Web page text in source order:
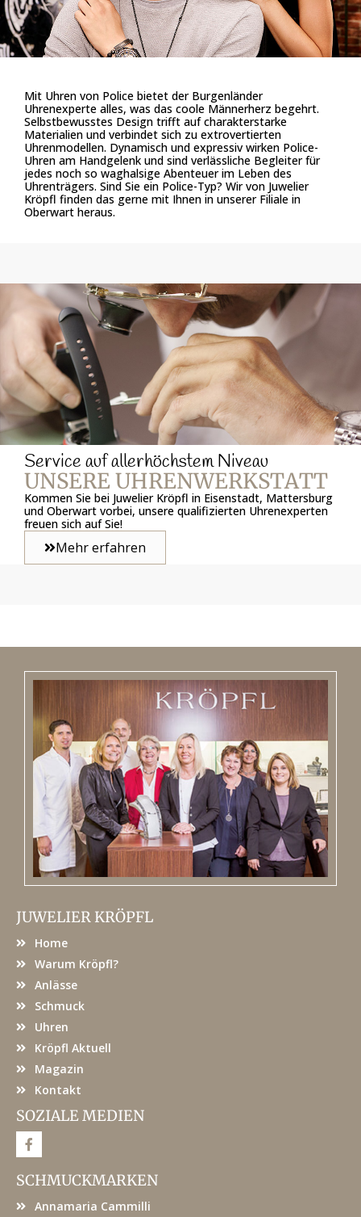
Mit Uhren von Police bietet der Burgenländer
Uhrenexperte alles, was das coole Männerherz begehrt.
Selbstbewusstes Design trifft auf charakterstarke
Materialien und verbindet sich zu extrovertierten
Uhrenmodellen. Dynamisch und expressiv wirken Police-
Uhren am Handgelenk und sind verlässliche Begleiter für
jedes noch so waghalsige Abenteuer im Leben des
Uhrenträgers. Sind Sie ein Police-Typ? Wir von Juwelier
Kröpfl finden das gerne mit Ihnen in unserer Filiale in
Oberwart heraus.
Service auf allerhöchstem Niveau
UNSERE UHRENWERKSTATT
Kommen Sie bei Juwelier Kröpfl in Eisenstadt, Mattersburg
und Oberwart vorbei, unsere qualifizierten Uhrenexperten
freuen sich auf Sie!
Mehr erfahren
JUWELIER KRÖPFL
Home
Warum Kröpfl?
Anlässe
Schmuck
Uhren
Kröpfl Aktuell
Magazin
Kontakt
SOZIALE MEDIEN
F
a
e
b
SCHMUCKMARKEN
Annamaria Cammilli